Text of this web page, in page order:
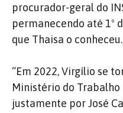
procurador-geral do
permanecendo até 1º
que Thaisa o conheceu.
“Em 2022, Virgílio se
Ministério do Trabalho
justamente por José